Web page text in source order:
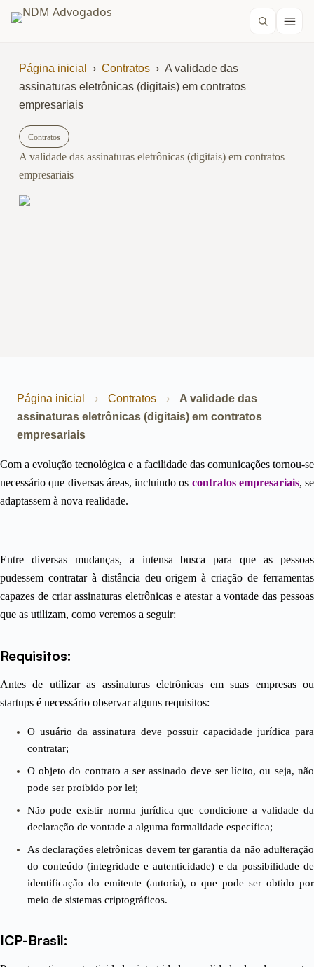
Página inicial › Contratos › A validade das
assinaturas eletrônicas (digitais) em contratos
empresariais
Contratos
A validade das assinaturas eletrônicas (digitais) em contratos
empresariais
Página inicial › Contratos ›
A validade das
assinaturas eletrônicas (digitais) em contratos
empresariais
Com a evolução tecnológica e a facilidade das comunicações tornou-se
necessário que diversas áreas, incluindo os contratos empresariais, se
adaptassem à nova realidade.
Entre diversas mudanças, a intensa busca para que as pessoas
pudessem contratar à distância deu origem à criação de ferramentas
capazes de criar assinaturas eletrônicas e atestar a vontade das pessoas
que as utilizam, como veremos a seguir:
Requisitos:
Antes de utilizar as assinaturas eletrônicas em suas empresas ou
startups é necessário observar alguns requisitos:
O usuário da assinatura deve possuir capacidade jurídica para
contratar;
O objeto do contrato a ser assinado deve ser lícito, ou seja, não
pode ser proibido por lei;
Não pode existir norma jurídica que condicione a validade da
declaração de vontade a alguma formalidade específica;
As declarações eletrônicas devem ter garantia da não adulteração
do conteúdo (integridade e autenticidade) e da possibilidade de
identificação do emitente (autoria), o que pode ser obtido por
meio de sistemas criptográficos.
ICP-Brasil: